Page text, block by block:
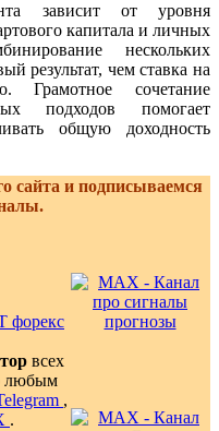
зависит от уровня
капитала и личных
нескольких
результат, чем ставка на
Грамотное сочетание
подходов помогает
общую доходность
сайта и подписываемся
всех
любым
,
.